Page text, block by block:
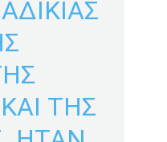
ΤΗΣ